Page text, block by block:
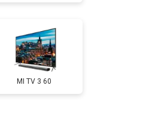
Заказать
MI TV 3 60